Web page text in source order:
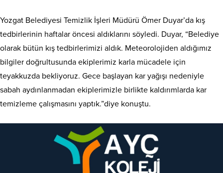
Yozgat Belediyesi Temizlik İşleri Müdürü Ömer Duyar’da kış
tedbirlerinin haftalar öncesi aldıklarını söyledi. Duyar, “Belediye
olarak bütün kış tedbirlerimizi aldık. Meteorolojiden aldığımız
bilgiler doğrultusunda ekiplerimiz karla mücadele için
teyakkuzda bekliyoruz. Gece başlayan kar yağışı nedeniyle
sabah aydınlanmadan ekiplerimizle birlikte kaldırımlarda kar
temizleme çalışmasını yaptık.”diye konuştu.